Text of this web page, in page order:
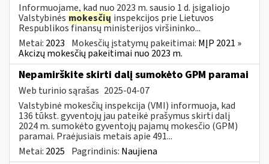
Informuojame, kad nuo 2023 m. sausio 1 d. įsigaliojo
Valstybinės mokesčių inspekcijos prie Lietuvos
Respublikos finansų ministerijos viršininko...
Metai: 2023 Mokesčių įstatymų pakeitimai: MĮP 2021 »
Akcizų mokesčių pakeitimai nuo 2023 m.
Nepamirškite skirti dalį sumokėto GPM paramai
Web turinio sąrašas 2025-04-07
Valstybinė mokesčių inspekcija (VMI) informuoja, kad
136 tūkst. gyventojų jau pateikė prašymus skirti dalį
2024 m. sumokėto gyventojų pajamų mokesčio (GPM)
paramai. Praėjusiais metais apie 491...
Metai: 2025 Pagrindinis: Naujiena